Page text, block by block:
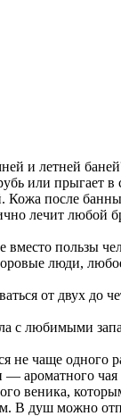
и летней
или прыгает
Кожа после
лечит любой
вместо пользы
люди,
от двух до
с любимыми
не чаще одного
— ароматного
веника,
В душ можно